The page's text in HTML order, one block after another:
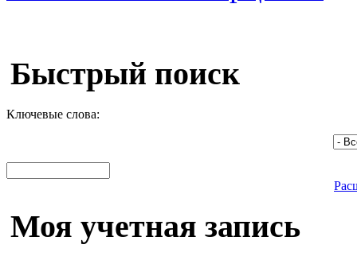
Быстрый поиск
Ключевые слова:
Моя учетная запись